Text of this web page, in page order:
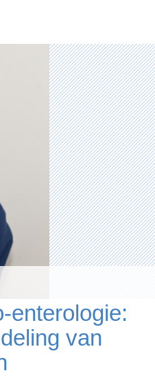
enterologie:
van